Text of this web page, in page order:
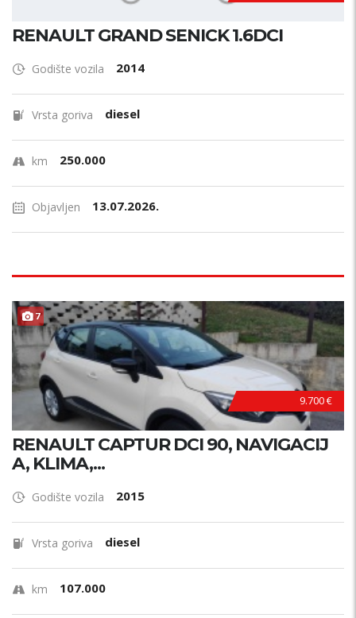
RENAULT GRAND SENICK 1.6DCI
Godište vozila 2014
Vrsta goriva diesel
km 250.000
Objavljen 13.07.2026.
7
9.700 €
RENAULT CAPTUR DCI 90, NAVIGACIJ
A, KLIMA,...
Godište vozila 2015
Vrsta goriva diesel
km 107.000